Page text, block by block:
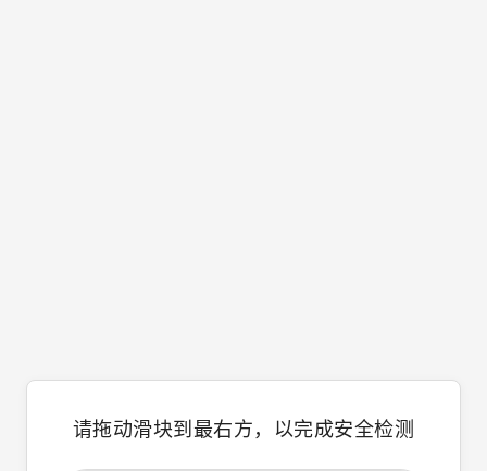
请拖动滑块到最右方，以完成安全检测